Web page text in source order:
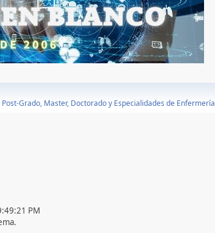
Post-Grado, Master, Doctorado y Especialidades de Enfermería
PM